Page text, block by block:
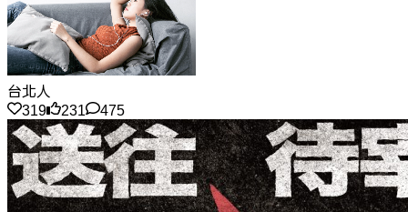
台北人
319
231 475